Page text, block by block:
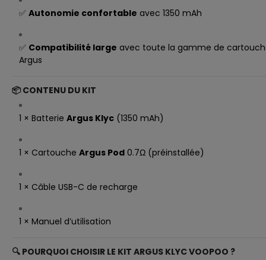
✅ Autonomie confortable avec 1350 mAh
✅ Compatibilité large avec toute la gamme de
Argus
📦 CONTENU DU KIT
1 × Batterie Argus Klyc (1350 mAh)
1 × Cartouche Argus Pod 0.7Ω (préinstallée)
1 × Câble USB-C de recharge
1 × Manuel d’utilisation
🔍 POURQUOI CHOISIR LE KIT ARGUS KLYC VOOPOO ?